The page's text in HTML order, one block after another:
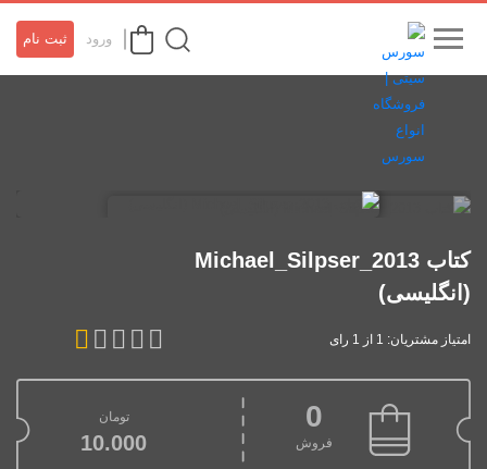
ورود ثبت نام
کتاب Michael_Silpser_2013
(انگلیسی)
امتیاز مشتریان: 1 از 1 رای
0
فروش
تومان
10.000